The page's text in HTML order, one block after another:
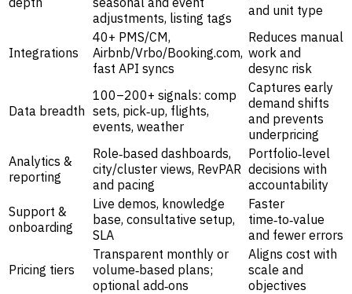
adjustments, listing tags
and unit type
Integrations
40+ PMS/CM,
Airbnb/Vrbo/Booking.com,
fast API syncs
Reduces manual
work and
desync risk
Data breadth
100–200+ signals: comp
sets, pick‑up, flights,
events, weather
Captures early
demand shifts
and prevents
underpricing
Analytics &
reporting
Role‑based dashboards,
city/cluster views, RevPAR
and pacing
Portfolio‑level
decisions with
accountability
Support &
onboarding
Live demos, knowledge
base, consultative setup,
SLA
Faster
time‑to‑value
and fewer errors
Pricing tiers
Transparent monthly or
volume‑based plans;
optional add‑ons
Aligns cost with
scale and
objectives